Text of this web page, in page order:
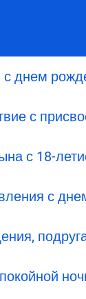
с днем
с
с 18-
с